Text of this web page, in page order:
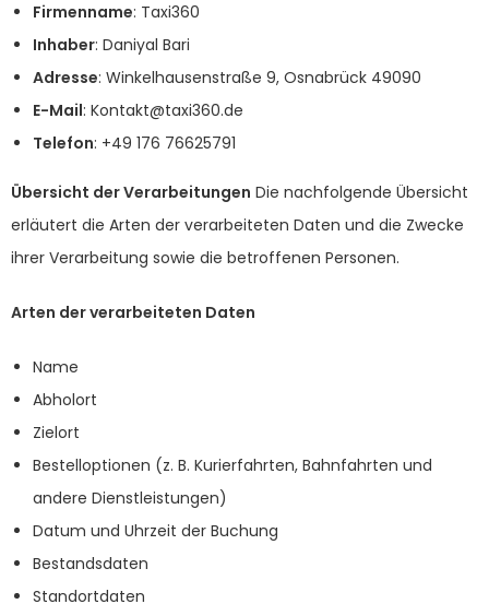
Firmenname: Taxi360
Inhaber: Daniyal Bari
Adresse: Winkelhausenstraße 9, Osnabrück 49090
E-Mail: Kontakt@taxi360.de
Telefon: +49 176 76625791
Übersicht der Verarbeitungen Die nachfolgende Übersicht
erläutert die Arten der verarbeiteten Daten und die Zwecke
ihrer Verarbeitung sowie die betroffenen Personen.
Arten der verarbeiteten Daten
Name
Abholort
Zielort
Bestelloptionen (z. B. Kurierfahrten, Bahnfahrten und
andere Dienstleistungen)
Datum und Uhrzeit der Buchung
Bestandsdaten
Standortdaten